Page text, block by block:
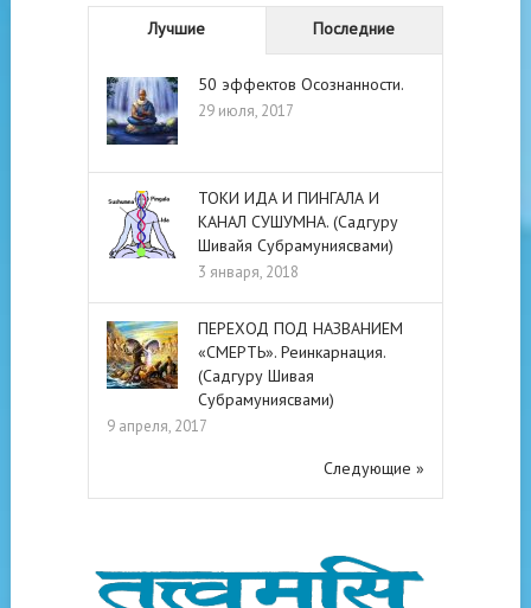
Лучшие Последние
50 эффектов Осознанности.
29 июля, 2017
ТОКИ ИДА И ПИНГАЛА И
КАНАЛ СУШУМНА. (Садгуру
Шивайя Субрамуниясвами)
3 января, 2018
ПЕРЕХОД ПОД НАЗВАНИЕМ
«СМЕРТЬ». Реинкарнация.
(Садгуру Шивая
Субрамуниясвами)
9 апреля, 2017
Следующие »